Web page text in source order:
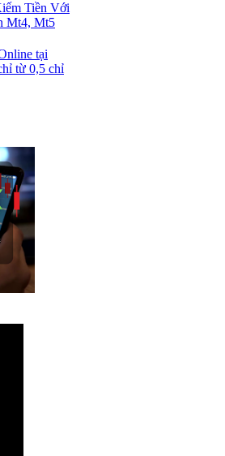
Tiền Với
Mt4, Mt5
tại
từ 0,5 chỉ